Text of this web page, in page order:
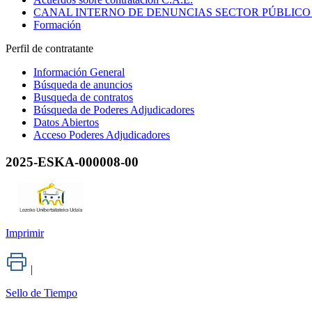
CANAL INTERNO DE DENUNCIAS SECTOR
Formación
Perfil de contratante
Información General
Búsqueda de anuncios
Busqueda de contratos
Búsqueda de Poderes Adjudicadores
Datos Abiertos
Acceso Poderes Adjudicadores
2025-ESKA-000008-00
Imprimir
|
Sello de Tiempo